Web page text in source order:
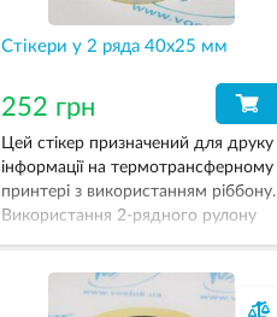
Стікери у 2 ряда 40х25 мм
252 грн
Цей стікер призначений для друку
інформації на термотрансферному
принтері з використанням ріббону.
Використання 2-рядного рулону
використання риббону.